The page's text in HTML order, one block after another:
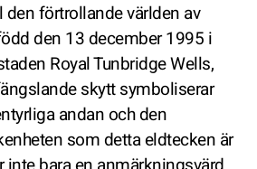
förtrollande världen av
den 13 december 1995 i
Royal Tunbridge Wells,
skytt symboliserar
andan och den
som detta eldtecken är